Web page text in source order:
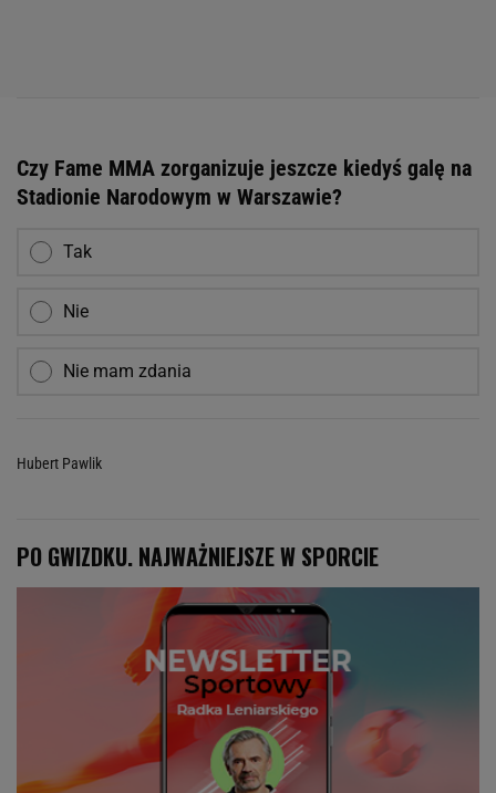
Czy Fame MMA zorganizuje jeszcze kiedyś galę na
Stadionie Narodowym w Warszawie?
Tak
Nie
Nie mam zdania
Hubert Pawlik